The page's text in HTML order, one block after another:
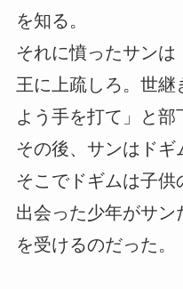
を知る。
それに憤ったサンは
王に上疏しろ。世継
よう手を打て」と部
その後、サンはドギ
そこでドギムは子供
出会った少年がサン
を受けるのだった。